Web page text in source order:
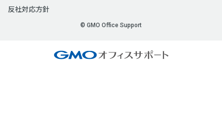
お問い合わせフォームよりお願いします。
反社対応方針
© GMO Office Support